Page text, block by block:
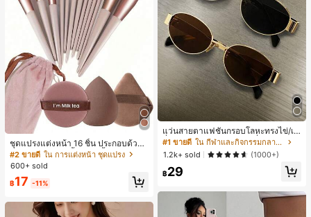
ชุดแปรงแต่งหน้า 16 ชิ้น ประกอบด้วยแ
ปรงแต่งหน้า 13 ชิ้น, ฟองน้ำแต่งหน้ารู
ปหยดน้ำ 1 ชิ้น, แปรงแป้งรองพื้นกลม 1
ชิ้น และฟองน้ำแต่งหน้ารูปสามเหลี่ยม
1 ชิ้น - ชุดคลาสสิก ทำจากขนสังเคราะ
ห์นุ่มและเป็นมิตรต่อผิว เหมาะสำหรับผู้
หญิงและเด็กผู้หญิง เหมาะสำหรับฤดูใบ
ไม้ร่วงและฤดูหนาว
#2 ขายดี ใน การแต่งหน้า ชุดแปรง
600+ sold
฿17 -11%
แว่นสายตาแฟชั่นกรอบโลหะทรงไข่/เห
ลี่ยมสำหรับผู้หญิง (กรอบครึ่ง), เหมาะ
สำหรับใส่ในชีวิตประจำวันและกิจกรรม
กลางแจ้ง
#1 ขายดี
ใน กีฬาและกิจกรรมกลางแจ้ง
1.2k+ sold
(1000+)
฿29